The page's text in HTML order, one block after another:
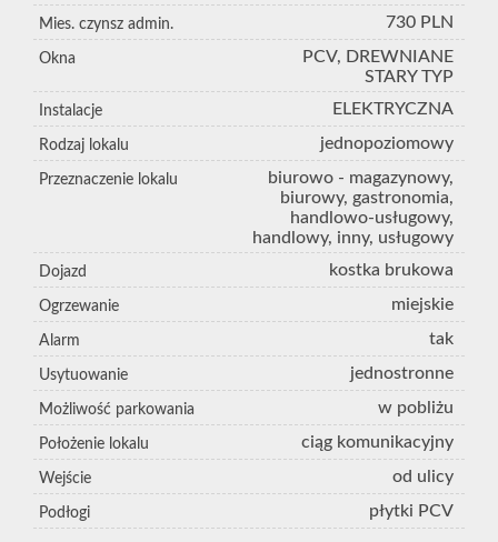
Mies. czynsz admin. 730 PLN
Okna
PCV, DREWNIANE
STARY TYP
Instalacje ELEKTRYCZNA
Rodzaj lokalu jednopoziomowy
Przeznaczenie lokalu
biurowo - magazynowy,
biurowy, gastronomia,
handlowo-usługowy,
handlowy, inny, usługowy
Dojazd kostka brukowa
Ogrzewanie miejskie
Alarm tak
Usytuowanie jednostronne
Możliwość parkowania w pobliżu
Położenie lokalu ciąg komunikacyjny
Wejście od ulicy
Podłogi płytki PCV